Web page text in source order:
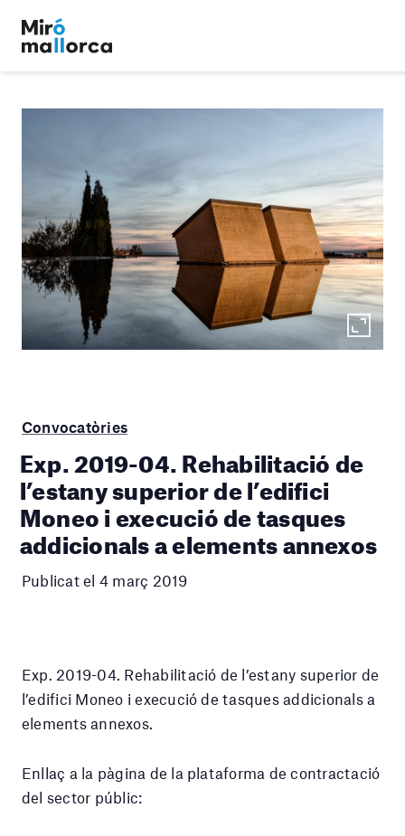
Convocatòries
Exp. 2019-04. Rehabilitació de
l’estany superior de l’edifici
Moneo i execució de tasques
addicionals a elements annexos
Publicat el 4 març 2019
Exp. 2019-04. Rehabilitació de l’estany superior de
l’edifici Moneo i execució de tasques addicionals a
elements annexos.
Enllaç a la pàgina de la plataforma de contractació
del sector públic: